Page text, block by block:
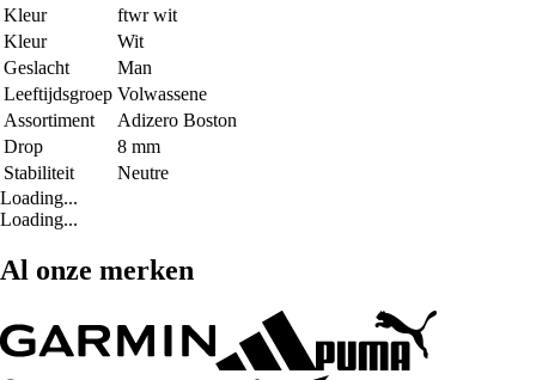
Kleur
ftwr wit
Kleur
Wit
Geslacht
Man
Leeftijdsgroep Volwassene
Assortiment
Adizero Boston
Drop
8 mm
Stabiliteit
Neutre
Loading...
Loading...
Al onze merken